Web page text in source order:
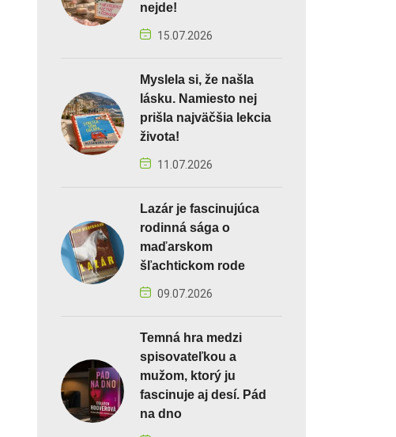
nejde!
15.07.2026
Myslela si, že našla
lásku. Namiesto nej
prišla najväčšia lekcia
života!
11.07.2026
Lazár je fascinujúca
rodinná sága o
maďarskom
šľachtickom rode
09.07.2026
Temná hra medzi
spisovateľkou a
mužom, ktorý ju
fascinuje aj desí. Pád
na dno